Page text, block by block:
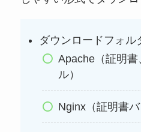
ダウンロードフォル
Apache（証明
ル）
Nginx（証明書バ